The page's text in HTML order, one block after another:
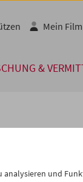
&
Mein
analysieren und